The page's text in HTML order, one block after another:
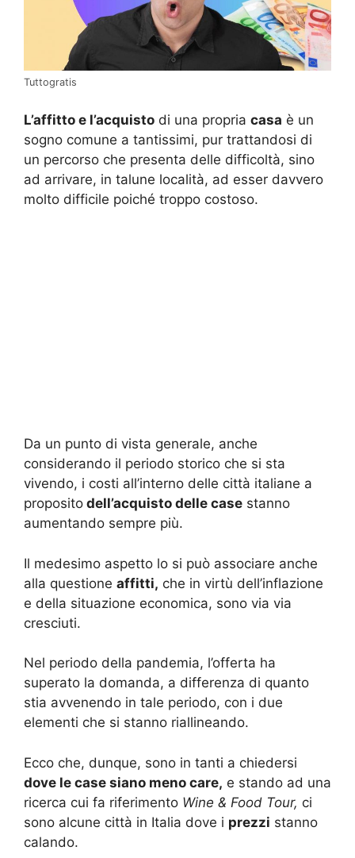
Tuttogratis
L’affitto e l’acquisto di una propria casa è un
sogno comune a tantissimi, pur trattandosi di
un percorso che presenta delle difficoltà, sino
ad arrivare, in talune località, ad esser davvero
molto difficile poiché troppo costoso.
Da un punto di vista generale, anche
considerando il periodo storico che si sta
vivendo, i costi all’interno delle città italiane a
proposito dell’acquisto delle case stanno
aumentando sempre più.
Il medesimo aspetto lo si può associare anche
alla questione affitti, che in virtù dell’inflazione
e della situazione economica, sono via via
cresciuti.
Nel periodo della pandemia, l’offerta ha
superato la domanda, a differenza di quanto
stia avvenendo in tale periodo, con i due
elementi che si stanno riallineando.
Ecco che, dunque, sono in tanti a chiedersi
dove le case siano meno care, e stando ad una
ricerca cui fa riferimento Wine & Food Tour, ci
sono alcune città in Italia dove i prezzi stanno
calando.